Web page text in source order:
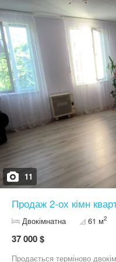
район є абсолютно усе що
Телефонуйте на вайбер або
0,9,8,4,0,3,2,0,0,4 Вікторія
11
Продаж 2-ох кімн
Двокімнатна 61 м2
37 000 $
Продається терміново